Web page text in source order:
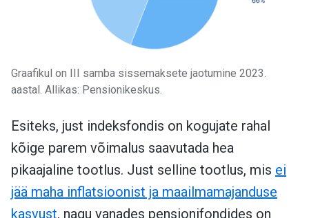
Graafikul on III samba sissemaksete jaotumine 2023.
aastal. Allikas: Pensionikeskus.
Esiteks, just indeksfondis on kogujate rahal
kõige parem võimalus saavutada hea
pikaajaline tootlus. Just selline tootlus, mis ei
jää maha inflatsioonist ja maailmamajanduse
kasvust, nagu vanades pensionifondides on